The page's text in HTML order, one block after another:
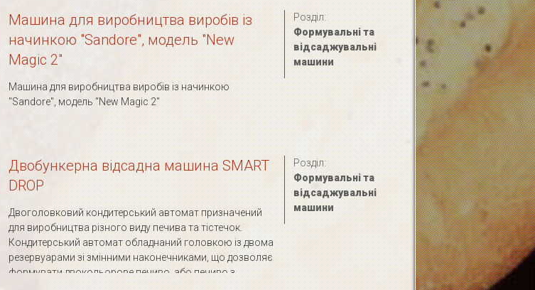
Машина для виробництва виробів із
начинкою "Sandore", модель "New
Magic 2"
Машина для виробництва виробів із начинкою
"Sandore", модель "New Magic 2"
Розділ:
Формувальні та
відсаджувальні
машини
Двобункерна відсадна машина SMART
DROP
Двоголовковий кондитерський автомат призначений
для виробництва різного виду печива та тістечок.
Кондитерський автомат обладнаний головкою із двома
резервуарами зі змінними наконечниками, що дозволяє
формувати двокольорове печиво, або печиво з ...
Розділ:
Формувальні та
відсаджувальні
машини